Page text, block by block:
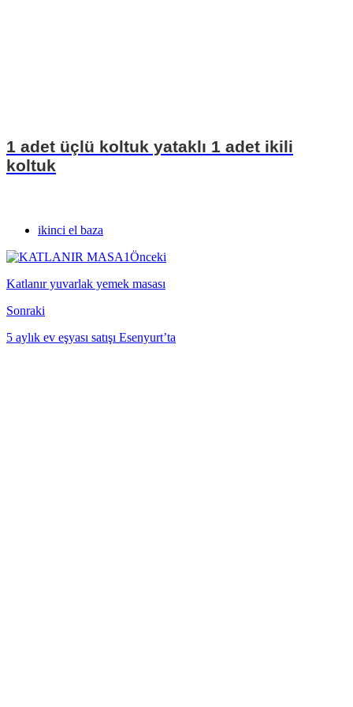
1 adet üçlü koltuk yataklı 1 adet ikili
koltuk
ikinci el baza
Önceki
Katlanır yuvarlak yemek masası
Sonraki
5 aylık ev eşyası satışı Esenyurt’ta